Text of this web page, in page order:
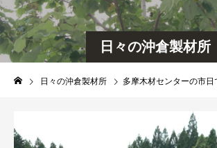
日々の沖倉製材所
日々の沖倉製材所 多摩木材センターの市日